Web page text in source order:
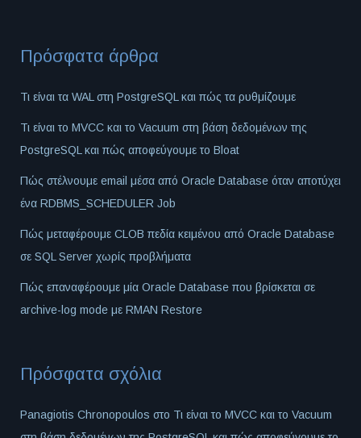
Πρόσφατα άρθρα
Τι είναι τα WAL στη PostgreSQL και πώς τα ρυθμίζουμε
Τι είναι το MVCC και το Vacuum στη βάση δεδομένων της
PostgreSQL και πώς αποφεύγουμε το Bloat
Πώς στέλνουμε email μέσα από Oracle Database όταν αποτύχει
ένα RDBMS_SCHEDULER Job
Πώς μεταφέρουμε CLOB πεδία κειμένου από Oracle Database
σε SQL Server χωρίς προβλήματα
Πώς επαναφέρουμε μία Oracle Database που βρίσκεται σε
archive-log mode με RMAN Restore
Πρόσφατα σχόλια
Panagiotis Chronopoulos στο Τι είναι το MVCC και το Vacuum